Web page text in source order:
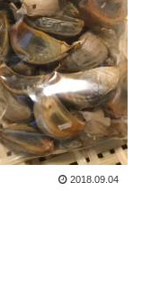
2018.09.04